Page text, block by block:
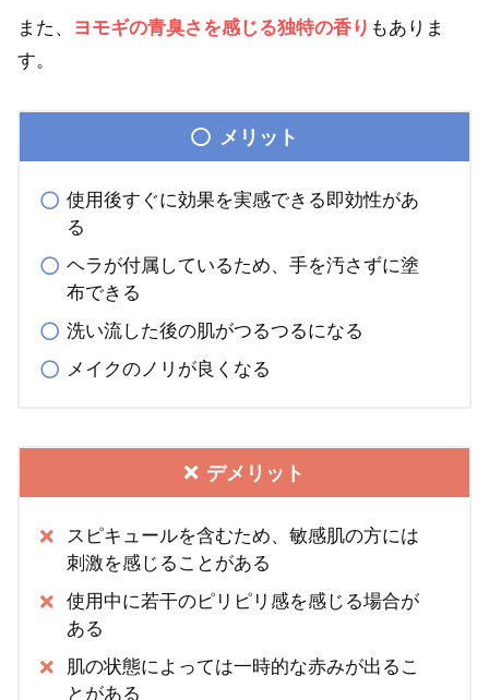
また、 ヨモギの青臭さを感じる独特の香り もありま
す。
メリット
使用後すぐに効果を実感できる即効性があ
る
ヘラが付属しているため、手を汚さずに塗
布できる
洗い流した後の肌がつるつるになる
メイクのノリが良くなる
デメリット
スピキュールを含むため、敏感肌の方には
刺激を感じることがある
使用中に若干のピリピリ感を感じる場合が
ある
肌の状態によっては一時的な赤みが出るこ
とがある